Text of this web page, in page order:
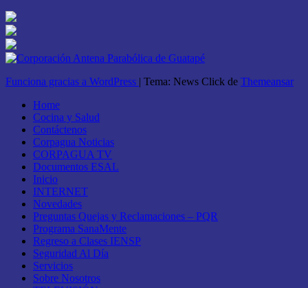
Funciona gracias a WordPress | Tema: News Click de Themeansar
Home
Cocina y Salud
Contáctenos
Corpagua Noticias
CORPAGUA TV
Documentos ESAL
Inicio
INTERNET
Novedades
Preguntas Quejas y Reclamaciones – PQR
Programa SanaMente
Regreso a Clases IENSP
Seguridad Al Día
Servicios
Sobre Nosotros